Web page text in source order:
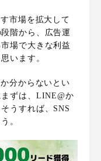
市場を拡大して
階から、広告運
場で大きな利益
います。
分からないとい
ずは、LINE@か
うすれば、SNS
。